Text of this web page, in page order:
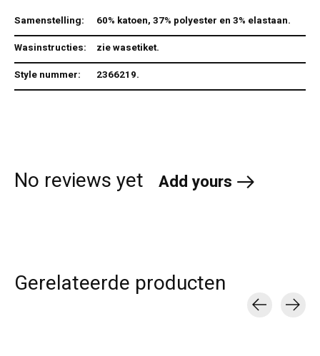
Samenstelling:
60% katoen, 37% polyester en 3% elastaan.
Wasinstructies:
zie wasetiket.
Style nummer:
2366219.
No reviews yet Add yours
Gerelateerde producten